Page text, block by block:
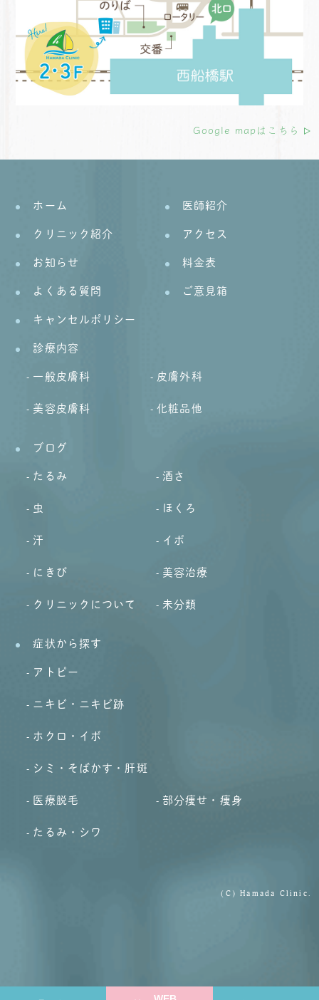
Google mapはこちら
ホーム 医師紹介
クリニック紹介 アクセス
お知らせ 料金表
よくある質問 ご意見箱
キャンセルポリシー
診療内容
一般皮膚科 皮膚外科
美容皮膚科 化粧品他
ブログ
たるみ 酒さ
虫 ほくろ
汗 イボ
にきび 美容治療
クリニックについて 未分類
症状から探す
アトピー
ニキビ・ニキビ跡
ホクロ・イボ
シミ・そばかす・肝斑
医療脱毛 部分痩せ・痩身
たるみ・シワ
(C) Hamada Clinic.